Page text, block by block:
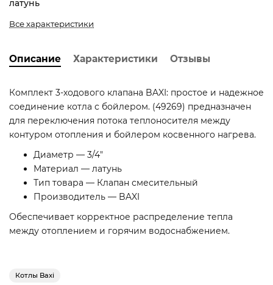
латунь
Все характеристики
Описание Характеристики Отзывы
Комплект 3-ходового клапана BAXI: простое и надежное
соединение котла с бойлером. (49269) предназначен
для переключения потока теплоносителя между
контуром отопления и бойлером косвенного нагрева.
Диаметр — 3/4"
Материал — латунь
Тип товара — Клапан смесительный
Производитель — BAXI
Обеспечивает корректное распределение тепла
между отоплением и горячим водоснабжением.
Котлы Baxi